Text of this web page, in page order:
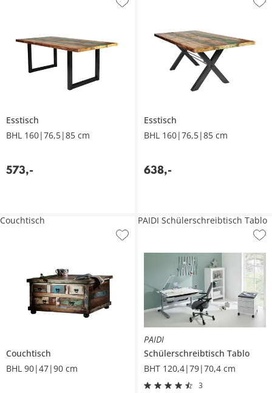
Esstisch
BHL 160|76,5|85 cm
573,-
Esstisch
BHL 160|76,5|85 cm
638,-
Couchtisch
BHL 90|47|90 cm
Couchtisch
PAIDI
Schülerschreibtisch Tablo
BHT 120,4|79|70,4 cm
3
PAIDI Schülerschreibtisch Tablo